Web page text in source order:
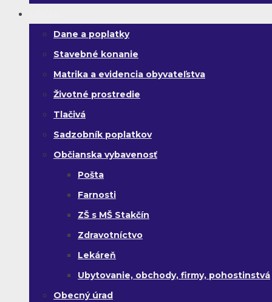
Dane a poplatky
Stavebné konanie
Matrika a evidencia obyvateľstva
Životné prostredie
Tlačivá
Sadzobník poplatkov
Občianska vybavenosť
Pošta
Farnosti
ZŠ s MŠ Stakčín
Zdravotníctvo
Lekáreň
Ubytovanie, obchody, firmy, pohostinstvá
Obecný úrad